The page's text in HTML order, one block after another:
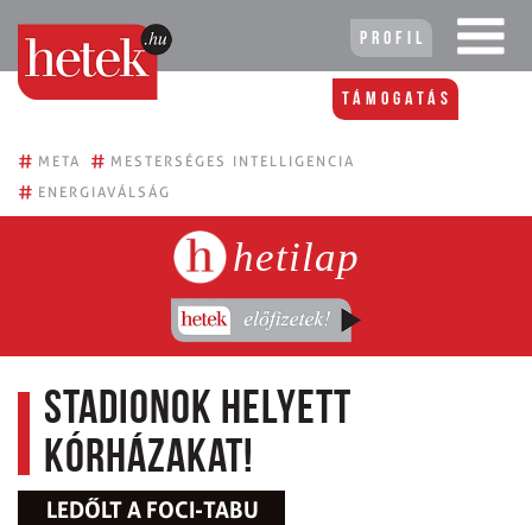
Profil
Támogatás
# META # MESTERSÉGES INTELLIGENCIA
# ENERGIAVÁLSÁG
hetilap
Stadionok helyett
kórházakat!
LEDŐLT A FOCI-TABU